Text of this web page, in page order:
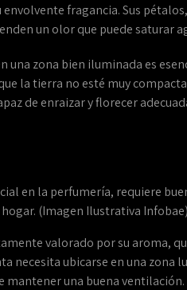
fragancia. Sus
un olor que puede saturar
una zona bien iluminada es
la tierra no esté muy
de enraizar y florecer
en la perfumería, requiere
(Imagen Ilustrativa Infobae)
valorado por su aroma,
necesita ubicarse en una zona
mantener una buena ventilación.